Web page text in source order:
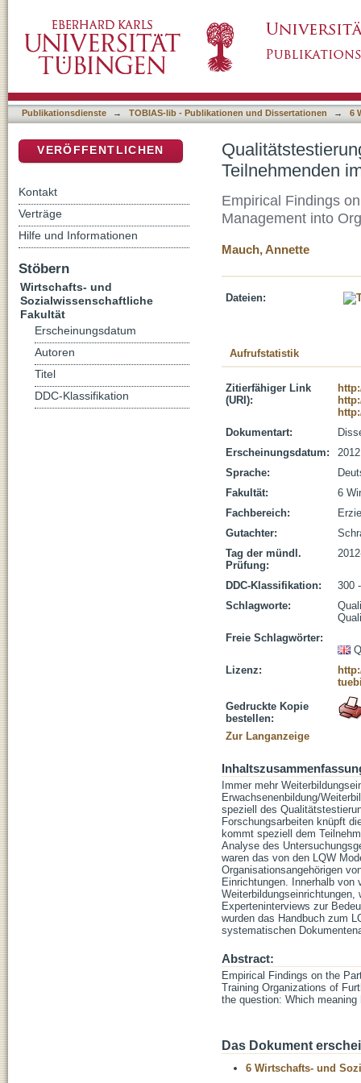
Qualitätstestierung nach LQW.
Publikationsdienste → TOBIAS-lib - Publikationen und Dissertationen → 6
Teilnehmenden
Empirical Findings
Management into
Mauch, Annette
Dateien:
Aufrufstatistik
Zitierfähiger Link
(URI):
Dokumentart:
Erscheinungsdatum:
2012
Sprache:
Fakultät:
6
Fachbereich:
Gutachter:
Tag der mündl.
Prüfung:
DDC-Klassifikation:
300
Schlagworte:
Freie Schlagwörter:
Lizenz:
Gedruckte Kopie
bestellen:
Zur Langanzeige
Immer mehr
Erwachsenenbildung/
speziell des
Forschungsarbeiten knüpft
kommt speziell dem
Analyse des
waren das von den LQW
Organisationsangehörigen
Einrichtungen. Innerhalb
Experteninterviews zur
wurden das Handbuch zum
systematischen
Abstract:
Empirical Findings on the
Training Organizations of
the question: Which
Das Dokument
6 Wirtschafts- und
VERÖFFENTLICHEN
Kontakt
Verträge
Hilfe und Informationen
Stöbern
Wirtschafts- und
Sozialwissenschaftliche
Fakultät
Erscheinungsdatum
Autoren
Titel
DDC-Klassifikation